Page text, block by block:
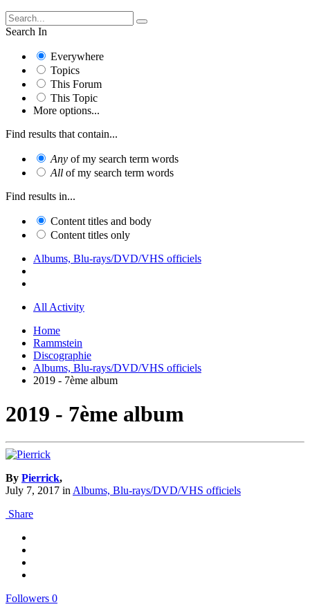
Search In
Everywhere
Topics
This Forum
This Topic
More options...
Find results that contain...
Any of my search term words
All of my search term words
Find results in...
Content titles and body
Content titles only
Albums, Blu-rays/DVD/VHS officiels
All Activity
Home
Rammstein
Discographie
Albums, Blu-rays/DVD/VHS officiels
2019 - 7ème album
2019 - 7ème album
By Pierrick,
July 7, 2017 inAlbums, Blu-rays/DVD/VHS officiels
Share
Followers 0